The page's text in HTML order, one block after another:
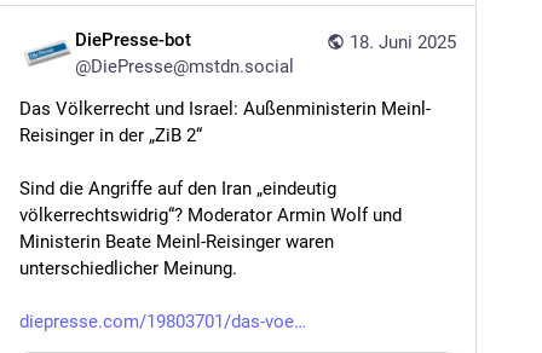
18. Juni 2025
DiePresse-bot
@DiePresse@mstdn.social
Das Völkerrecht und Israel: Außenministerin Meinl-
Reisinger in der „ZiB 2“
Sind die Angriffe auf den Iran „eindeutig
völkerrechtswidrig“? Moderator Armin Wolf und
Ministerin Beate Meinl-Reisinger waren
unterschiedlicher Meinung.
diepresse.com/19803701/das-voe